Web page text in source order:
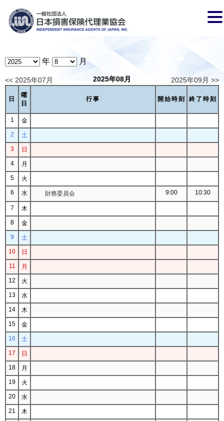
年 月
<< 2025年07月 2025年09月 >>
2025年08月
日
曜
日
行事 開始時刻 終了時刻
1
金
2
土
3
日
4
月
5
火
6
水 財務委員会 9:00 10:30
7
木
8
金
9
土
10
日
11
月
12
火
13
水
14
木
15
金
16
土
17
日
18
月
19
火
20
水
21
木